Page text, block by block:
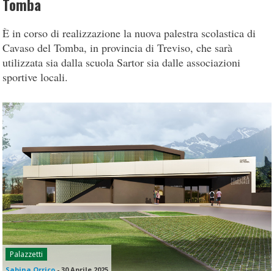
Tomba
È in corso di realizzazione la nuova palestra scolastica di
Cavaso del Tomba, in provincia di Treviso, che sarà
utilizzata sia dalla scuola Sartor sia dalle associazioni
sportive locali.
Palazzetti